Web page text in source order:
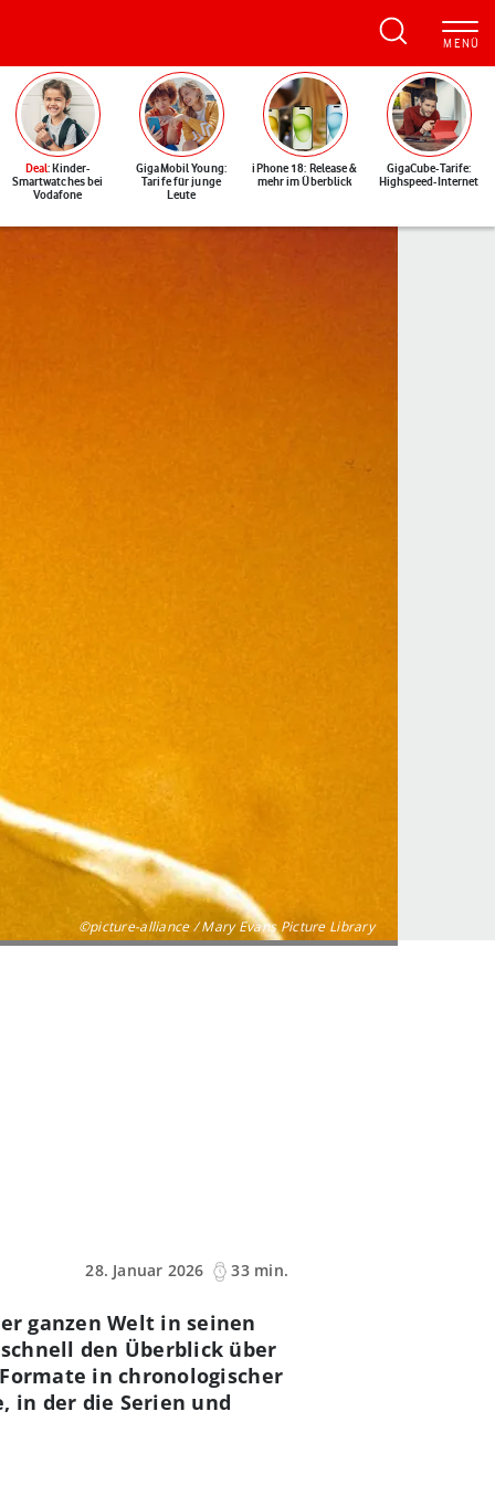
Deal: Kinder-
Smartwatches bei
Vodafone
GigaMobil Young:
Tarife für junge
Leute
iPhone 18: Release &
mehr im Überblick
GigaCube-Tarife:
Highspeed-Internet
©picture-alliance / Mary Evans Picture Library
28. Januar 2026 33 min.
ganzen Welt in seinen
den Überblick über
in chronologischer
in der die Serien und